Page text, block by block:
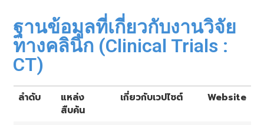
ฐานข้อมูลที่เกี่ยวกับงานวิจัย
ทางคลินิก (Clinical Trials :
CT)
ลำดับ
แหล่ง
สืบค้น
เกี่ยวกับเวปไซต์ Website